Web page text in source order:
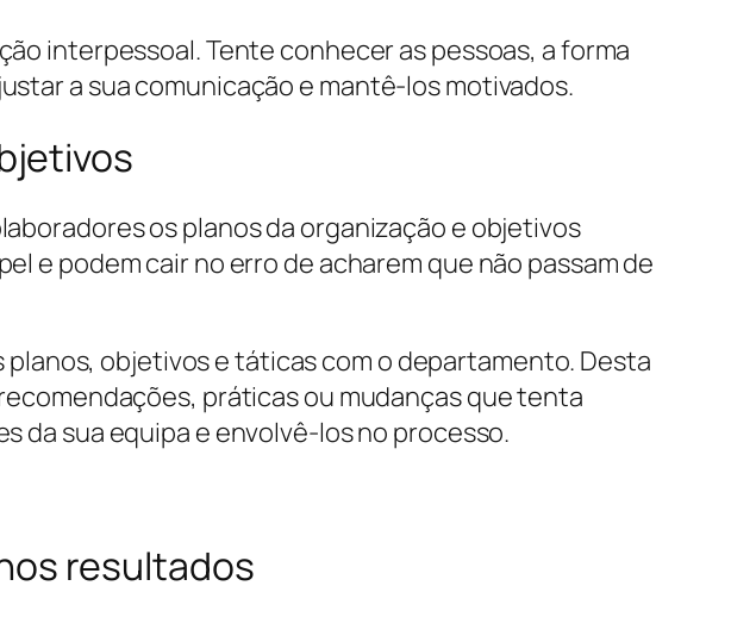
interpessoal. Tente conhecer as pessoas, a forma
a sua comunicação e mantê-los motivados.
os planos da organização e objetivos
e podem cair no erro de acharem que não passam de
objetivos e táticas com o departamento. Desta
práticas ou mudanças que tenta
da sua equipa e envolvê-los no processo.
resultados